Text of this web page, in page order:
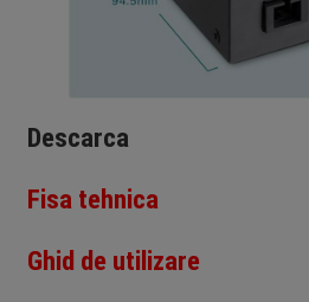
Descarca
Fisa tehnica
Ghid de utilizare